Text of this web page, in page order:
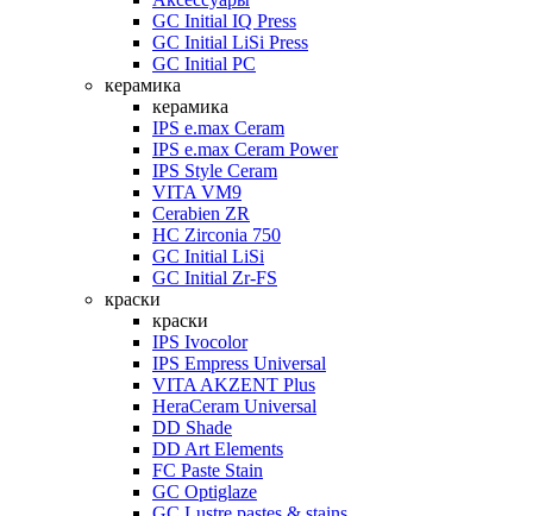
GC Initial IQ Press
GC Initial LiSi Press
GC Initial PC
керамика
керамика
IPS e.max Ceram
IPS e.max Ceram Power
IPS Style Ceram
VITA VM9
Cerabien ZR
HC Zirconia 750
GC Initial LiSi
GC Initial Zr-FS
краски
краски
IPS Ivocolor
IPS Empress Universal
VITA AKZENT Plus
HeraCeram Universal
DD Shade
DD Art Elements
FC Paste Stain
GC Optiglaze